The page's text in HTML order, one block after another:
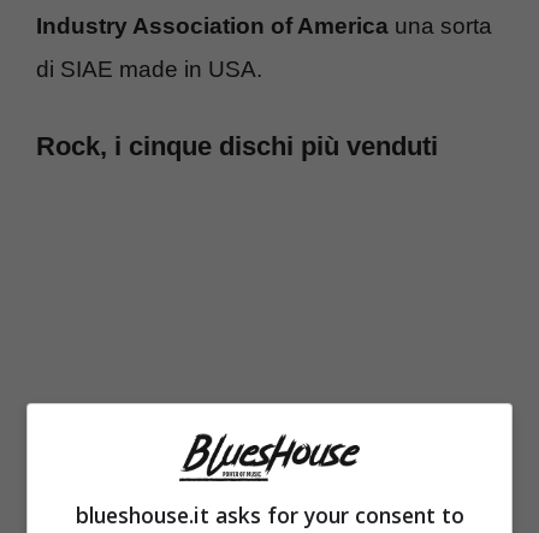
Industry Association of America una sorta
di SIAE made in USA.
Rock, i cinque dischi più venduti
blueshouse.it asks for your consent to